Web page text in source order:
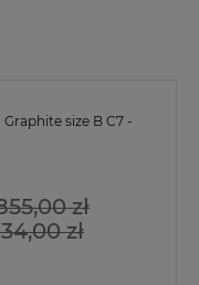
size B C7 -
zł
zł